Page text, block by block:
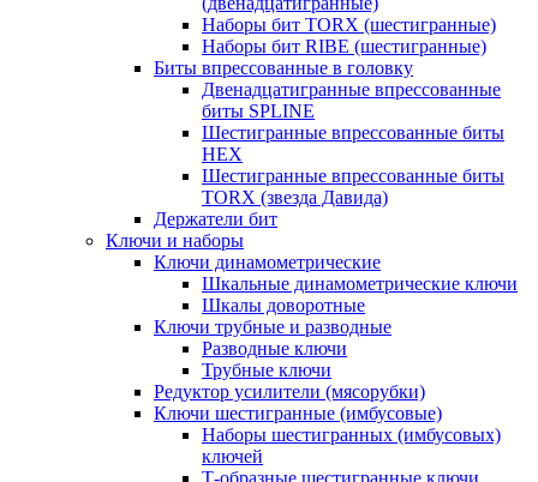
Наборы бит TORX (шестигранные)
Наборы бит RIBE (шестигранные)
Биты впрессованные в головку
Двенадцатигранные впрессованные
биты SPLINE
Шестигранные впрессованные биты
HEX
Шестигранные впрессованные биты
TORX (звезда Давида)
Держатели бит
Ключи и наборы
Ключи динамометрические
Шкальные динамометрические ключи
Шкалы доворотные
Ключи трубные и разводные
Разводные ключи
Трубные ключи
Редуктор усилители (мясорубки)
Ключи шестигранные (имбусовые)
Наборы шестигранных (имбусовых)
ключей
Т-образные шестигранные ключи